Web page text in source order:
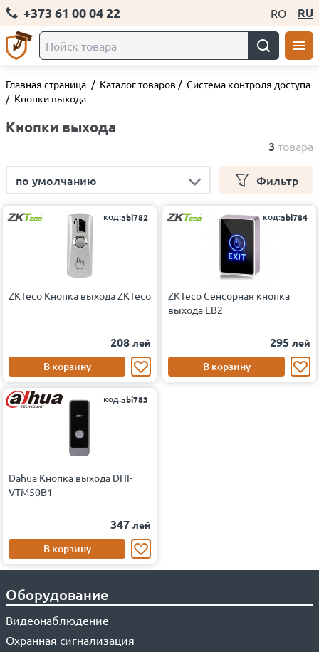
+373 61 00 04 22 RO RU
Главная страница / Каталог товаров / Система контроля доступа
/ Кнопки выхода
Кнопки выхода
3 товара
по умолчанию Фильтр
код:abi782
ZKTeco Кнопка выхода ZKTeco
208 лей
В корзину
код:abi784
ZKTeco Сенсорная кнопка
выхода EB2
295 лей
В корзину
код:abi783
Dahua Кнопка выхода DHI-
VTM50B1
347 лей
В корзину
Оборудование
Видеонаблюдение
Охранная сигнализация